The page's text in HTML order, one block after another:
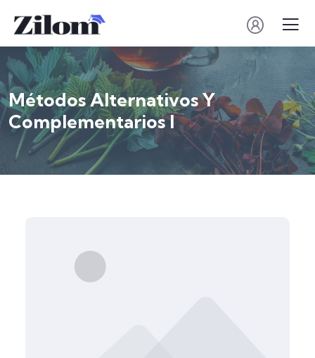
Métodos Alternativos Y
Complementarios I